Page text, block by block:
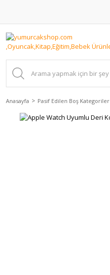
Anasayfa Pasif Edilen Boş Kategoriler